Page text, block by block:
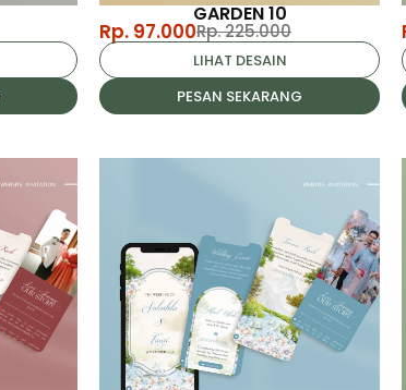
GARDEN 10
Rp. 97.000Rp. 225.000
LIHAT DESAIN
PESAN SEKARANG